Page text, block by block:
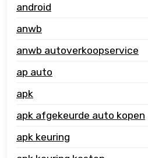
android
anwb
anwb autoverkoopservice
ap auto
apk
apk afgekeurde auto kopen
apk keuring